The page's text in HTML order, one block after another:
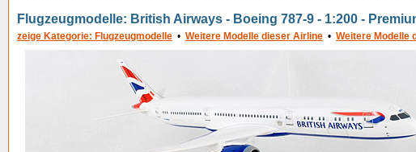
Flugzeugmodelle: British Airways - Boeing 787-9 - 1:200 -
zeige Kategorie: Flugzeugmodelle • Weitere Modelle dieser Airline • Weitere Modelle